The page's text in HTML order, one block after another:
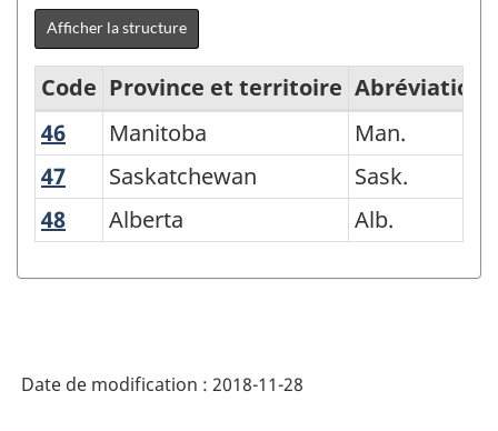
Afficher la structure
Classification
des
secteurs
statistiques
selon
et
Code Province et territoire Abréviation
46 Manitoba
Manitoba Man.
47 Saskatchewan
Saskatchewan Sask.
48 Alberta
Alberta Alb.
Date de modification : 2018-11-28